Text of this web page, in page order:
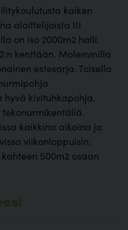
kaiken
aloittelijoista III
on iso 2000m2 halli.
kenttään. Molemmilla
estesarja. Toisella
hyvä kivituhkapohja.
kaikkina aikoina ja
viikonloppuisin.
500m2 osaan